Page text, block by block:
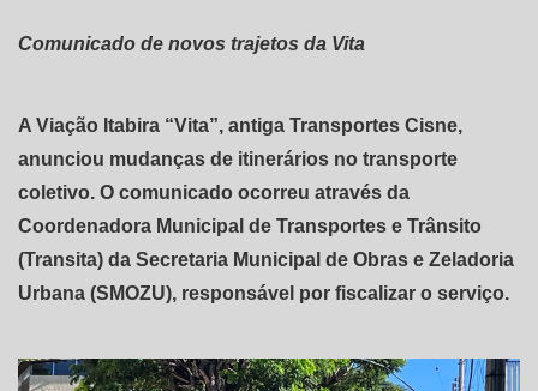
Comunicado de novos trajetos da Vita
A Viação Itabira “Vita”, antiga Transportes Cisne,
anunciou mudanças de itinerários no transporte
coletivo. O comunicado ocorreu através da
Coordenadora Municipal de Transportes e Trânsito
(Transita) da Secretaria Municipal de Obras e Zeladoria
Urbana (SMOZU), responsável por fiscalizar o serviço.